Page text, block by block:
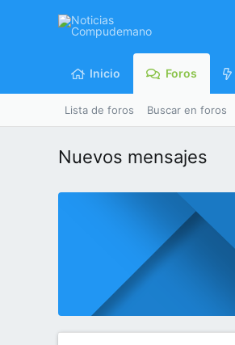
Inicio Foros
Lista de foros Buscar en foros
Nuevos mensajes